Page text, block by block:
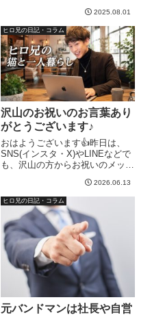
との飲み。火曜は、その友人の娘
ちゃんのピアノの発表会を見に行
って、そのままお昼から飲み水曜
は、ボクシング観戦で友人のご
実...
2025.08.01
ヒロ兄の日記・コラム
沢山のお祝いのお言葉あり
がとうございます♪
おはようございます👍️昨日は、
SNS(インスタ・X)やLINEなどで
も、沢山の方からお祝いのメッセ
かなーり珍しい人からもメッセが
届いたりでビックリwww一年
に、久しぶりな人と連絡を取れる
機会でもあるのが、誕生...
2026.06.13
ヒロ兄の日記・コラム
元バンドマンは社長や自営